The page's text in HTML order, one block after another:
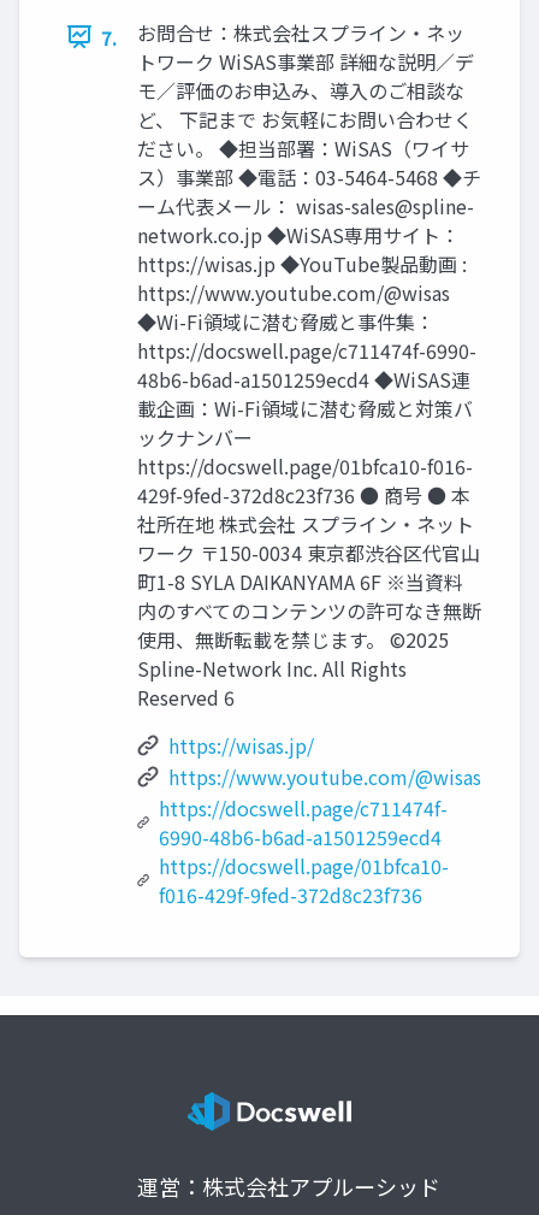
7.
お問合せ：株式会社スプライン・ネッ
トワーク WiSAS事業部 詳細な説明／デ
モ／評価のお申込み、導入のご相談な
ど、 下記まで お気軽にお問い合わせく
ださい。 ◆担当部署：WiSAS（ワイサ
ス）事業部 ◆電話：03-5464-5468 ◆チ
ーム代表メール： wisas-sales@spline-
network.co.jp ◆WiSAS専用サイト：
https://wisas.jp ◆YouTube製品動画 :
https://www.youtube.com/@wisas
◆Wi-Fi領域に潜む脅威と事件集：
https://docswell.page/c711474f-6990-
48b6-b6ad-a1501259ecd4 ◆WiSAS連
載企画：Wi-Fi領域に潜む脅威と対策バ
ックナンバー
https://docswell.page/01bfca10-f016-
429f-9fed-372d8c23f736 ● 商号 ● 本
社所在地 株式会社 スプライン・ネット
ワーク 〒150-0034 東京都渋谷区代官山
町1-8 SYLA DAIKANYAMA 6F ※当資料
内のすべてのコンテンツの許可なき無断
使用、無断転載を禁じます。 ©2025
Spline-Network Inc. All Rights
Reserved 6
https://wisas.jp/
https://www.youtube.com/@wisas
https://docswell.page/c711474f-
6990-48b6-b6ad-a1501259ecd4
https://docswell.page/01bfca10-
f016-429f-9fed-372d8c23f736
運営：株式会社アプルーシッド